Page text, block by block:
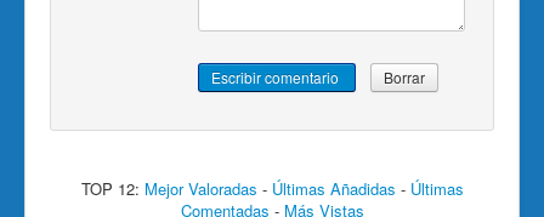
TOP 12: Mejor Valoradas - Últimas Añadidas - Últimas
Comentadas - Más Vistas